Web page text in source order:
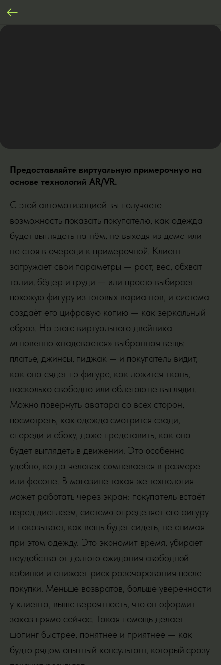
Предоставляйте виртуальную примерочную на
основе технологий AR/VR.
С этой автоматизацией вы получаете
возможность показать покупателю, как одежда
будет выглядеть на нём, не выходя из дома или
не стоя в очереди к примерочной. Клиент
загружает свои параметры — рост, вес, обхват
талии, бёдер и груди — или просто выбирает
похожую фигуру из готовых вариантов, и система
создаёт его цифровую копию — как зеркальный
образ. На этого виртуального двойника
мгновенно «надевается» выбранная вещь:
платье, джинсы, пиджак — и покупатель видит,
как она сядет по фигуре, как ложится ткань,
насколько свободно или облегающе выглядит.
Можно повернуть аватара со всех сторон,
посмотреть, как одежда смотрится сзади,
спереди и сбоку, даже представить, как она
будет выглядеть в движении. Это особенно
удобно, когда человек сомневается в размере
или фасоне. В магазине такая же технология
может работать через экран: покупатель встаёт
перед дисплеем, система определяет его фигуру
и показывает, как вещь будет сидеть, не снимая
при этом одежду. Это экономит время, убирает
неудобства от долгого ожидания свободной
кабинки и снижает риск разочарования после
покупки. Меньше возвратов, больше уверенности
у клиента, выше вероятность, что он оформит
заказ прямо сейчас. Такая помощь делает
шопинг быстрее, понятнее и приятнее — как
будто рядом опытный консультант, который сразу